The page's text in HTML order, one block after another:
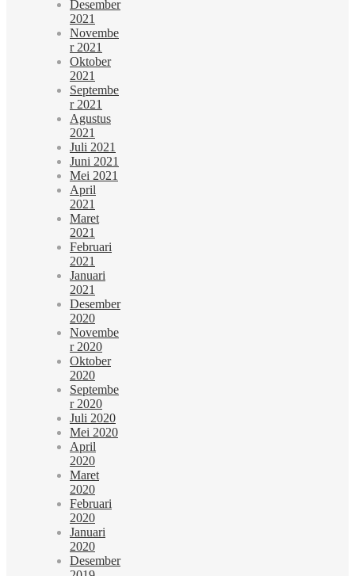
Desember
2021
Novembe
r 2021
Oktober
2021
Septembe
r 2021
Agustus
2021
Juli 2021
Juni 2021
Mei 2021
April
2021
Maret
2021
Februari
2021
Januari
2021
Desember
2020
Novembe
r 2020
Oktober
2020
Septembe
r 2020
Juli 2020
Mei 2020
April
2020
Maret
2020
Februari
2020
Januari
2020
Desember